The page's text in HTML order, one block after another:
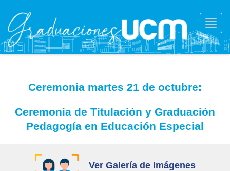
Ceremonia martes 21 de octubre:
Ceremonia de Titulación y Graduación
Pedagogía en Educación Especial
Ver Galería de Imágenes